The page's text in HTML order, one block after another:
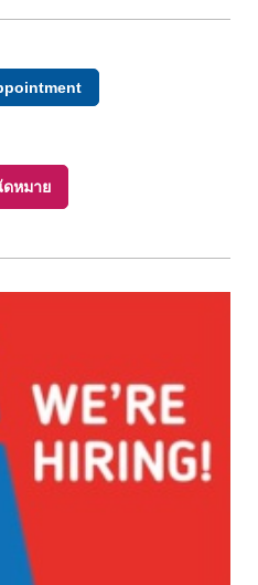
หมาย